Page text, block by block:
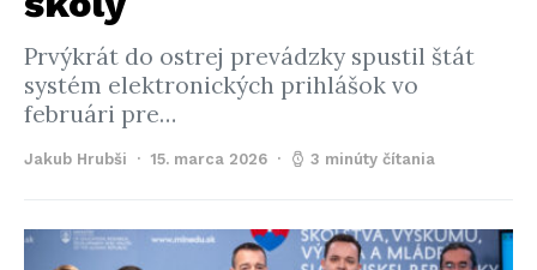
Prvýkrát do ostrej prevádzky spustil štát
systém elektronických prihlášok vo
februári pre…
Jakub Hrubši 15. marca 2026 3 minúty čítania